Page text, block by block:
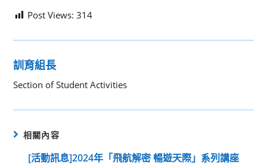
Post Views: 314
訓育組長
Section of Student Activities
相關內容
[活動訊息]2024年「飛航解密 暢遊天際」系列講座